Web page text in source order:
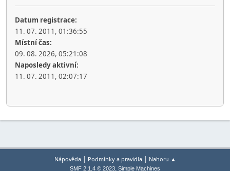
Datum registrace:
11. 07. 2011, 01:36:55
Místní čas:
09. 08. 2026, 05:21:08
Naposledy aktivní:
11. 07. 2011, 02:07:17
Nápověda| Podmínky a pravidla| Nahoru ▲
SMF 2.1.4 © 2023, Simple Machines